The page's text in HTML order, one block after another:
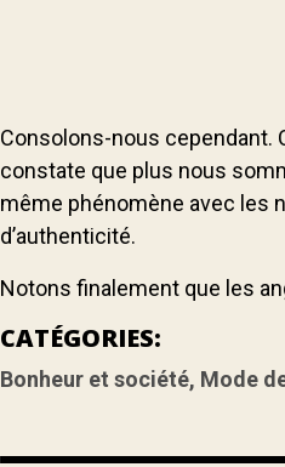
Consolons-nous cependant.
constate que plus nous
même phénomène avec les
d’authenticité.
Notons finalement que les
CATÉGORIES:
Bonheur et société, Mode